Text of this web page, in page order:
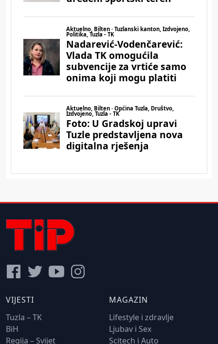
VIJESTI
Tuzla – TK
BiH
Regija – Svijet
MAGAZIN
Lifestyle i zdravlje
Ljubav i Sex
Scitech i Auto